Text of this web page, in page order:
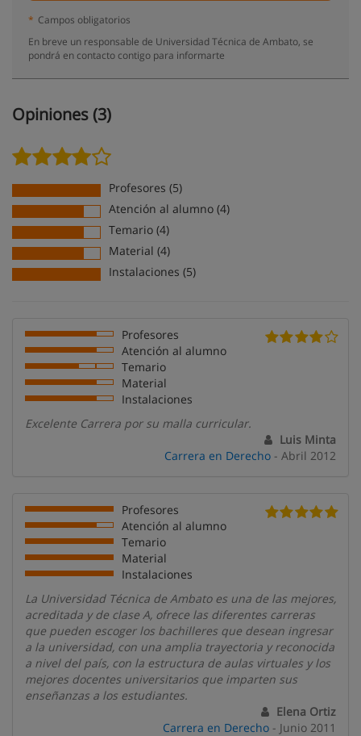
* Campos obligatorios
En breve un responsable de Universidad Técnica de Ambato, se
pondrá en contacto contigo para informarte
Opiniones (3)
Profesores (5)
Atención al alumno (4)
Temario (4)
Material (4)
Instalaciones (5)
Profesores
Atención al alumno
Temario
Material
Instalaciones
Excelente Carrera por su malla curricular.
Luis Minta
Carrera en Derecho - Abril 2012
Profesores
Atención al alumno
Temario
Material
Instalaciones
La Universidad Técnica de Ambato es una de las mejores,
acreditada y de clase A, ofrece las diferentes carreras
que pueden escoger los bachilleres que desean ingresar
a la universidad, con una amplia trayectoria y reconocida
a nivel del país, con la estructura de aulas virtuales y los
mejores docentes universitarios que imparten sus
enseñanzas a los estudiantes.
Elena Ortiz
Carrera en Derecho - Junio 2011